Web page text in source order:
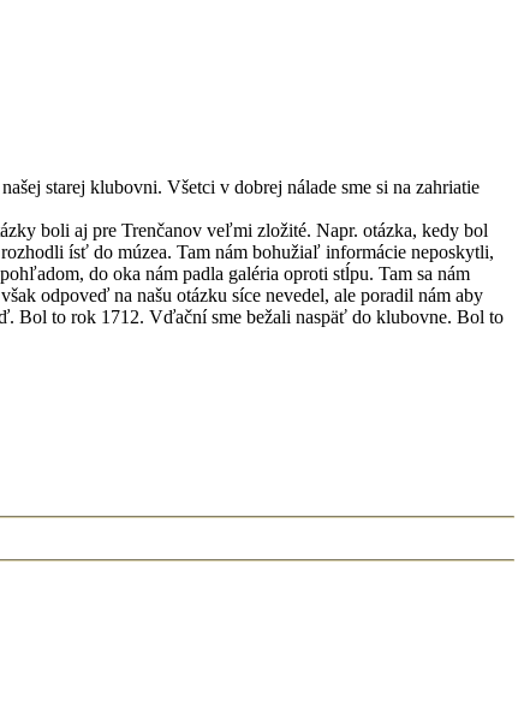
starej klubovni. Všetci v dobrej nálade sme si na zahriatie
boli aj pre Trenčanov veľmi zložité. Napr. otázka, kedy bol
ísť do múzea. Tam nám bohužiaľ informácie neposkytli,
do oka nám padla galéria oproti stĺpu. Tam sa nám
odpoveď na našu otázku síce nevedel, ale poradil nám aby
Bol to rok 1712. Vďační sme bežali naspäť do klubovne. Bol to